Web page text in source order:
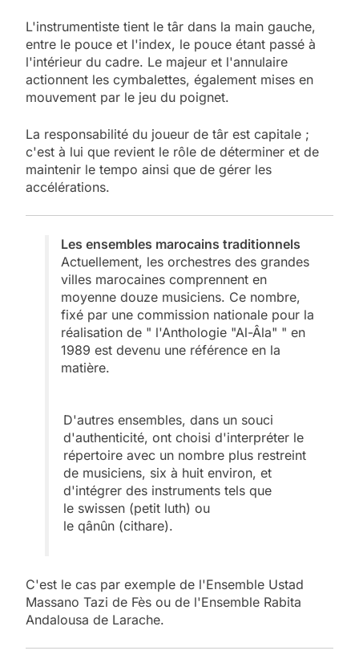
L'instrumentiste tient le târ dans la main gauche,
entre le pouce et l'index, le pouce étant passé à
l'intérieur du cadre. Le majeur et l'annulaire
actionnent les cymbalettes, également mises en
mouvement par le jeu du poignet.
La responsabilité du joueur de târ est capitale ;
c'est à lui que revient le rôle de déterminer et de
maintenir le tempo ainsi que de gérer les
accélérations.
Les ensembles marocains traditionnels
Actuellement, les orchestres des grandes
villes marocaines comprennent en
moyenne douze musiciens. Ce nombre,
fixé par une commission nationale pour la
réalisation de " l'Anthologie "Al-Âla" " en
1989 est devenu une référence en la
matière.
D'autres ensembles, dans un souci
d'authenticité, ont choisi d'interpréter le
répertoire avec un nombre plus restreint
de musiciens, six à huit environ, et
d'intégrer des instruments tels que
le swissen (petit luth) ou
le qânûn (cithare).
C'est le cas par exemple de l'Ensemble Ustad
Massano Tazi de Fès ou de l'Ensemble Rabita
Andalousa de Larache.